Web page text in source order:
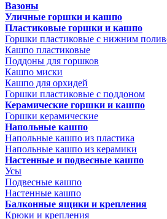
Вазоны
Уличные горшки и кашпо
Пластиковые горшки и кашпо
Горшки пластиковые с нижним
Кашпо пластиковые
Поддоны для горшков
Кашпо миски
Кашпо для орхидей
Горшки пластиковые с поддоном
Керамические горшки и кашпо
Горшки керамические
Напольные кашпо
Напольные кашпо из пластика
Напольные кашпо из керамики
Настенные и подвесные кашпо
Усы
Подвесные кашпо
Настенные кашпо
Балконные ящики и крепления
Крюки и крепления